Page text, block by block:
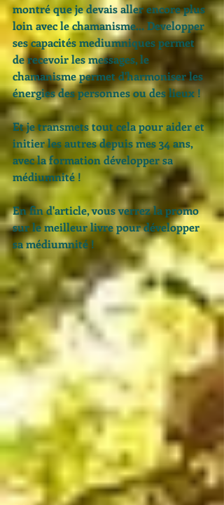
montré que je devais aller encore plus
loin avec le chamanisme... Developper
ses capacités mediumniques permet
de recevoir les messages, le
chamanisme permet d'harmoniser les
énergies des personnes ou des lieux !
Et je transmets tout cela pour aider et
initier les autres depuis mes 34 ans,
avec la formation développer sa
médiumnité !
En fin d'article, vous verrez la promo
sur le meilleur livre pour développer
sa médiumnité !